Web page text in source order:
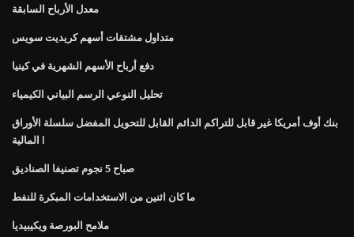
معدل الأرباح السابقة
متداول مشتقات أسهم كريديت سويس
دفع أرباح الأسهم الشهرية في كينيا
تحليل النوعي الرسم البياني الكيمياء
بنك أوف أمريكا غير قابل للتراكم الدائم القابل للتحويل المفضل سلسلة الأوراق
المالية l
صباح 5 نجوم تصنيفا الصناديق
ما كان اثنين من الاستخدامات المبكرة للنفط
ملامح البورصة ويكيبيديا